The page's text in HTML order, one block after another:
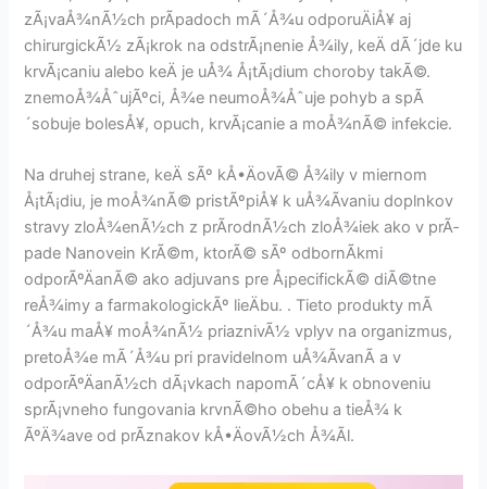
zÃ¡vaÅ¾nÃ½ch prÃ­padoch mÃ´Å¾u odporuÄiÅ¥ aj
chirurgickÃ½ zÃ¡krok na odstrÃ¡nenie Å¾ily, keÄ dÃ´jde ku
krvÃ¡caniu alebo keÄ je uÅ¾ Å¡tÃ¡dium choroby takÃ©.
znemoÅ¾ÅˆujÃºci, Å¾e neumoÅ¾Åˆuje pohyb a spÃ
´sobuje bolesÅ¥, opuch, krvÃ¡canie a moÅ¾nÃ© infekcie.
Na druhej strane, keÄ sÃº kÅ•ÄovÃ© Å¾ily v miernom
Å¡tÃ¡diu, je moÅ¾nÃ© pristÃºpiÅ¥ k uÅ¾Ã­vaniu doplnkov
stravy zloÅ¾enÃ½ch z prÃ­rodnÃ½ch zloÅ¾iek ako v prÃ­
pade Nanovein KrÃ©m, ktorÃ© sÃº odbornÃ­kmi
odporÃºÄanÃ© ako adjuvans pre Å¡pecifickÃ© diÃ©tne
reÅ¾imy a farmakologickÃº lieÄbu. . Tieto produkty mÃ
´Å¾u maÅ¥ moÅ¾nÃ½ priaznivÃ½ vplyv na organizmus,
pretoÅ¾e mÃ´Å¾u pri pravidelnom uÅ¾Ã­vanÃ­ a v
odporÃºÄanÃ½ch dÃ¡vkach napomÃ´cÅ¥ k obnoveniu
sprÃ¡vneho fungovania krvnÃ©ho obehu a tieÅ¾ k
ÃºÄ¾ave od prÃ­znakov kÅ•ÄovÃ½ch Å¾Ã­l.